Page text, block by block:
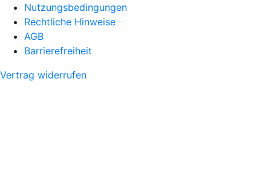
Nutzungsbedingungen
Rechtliche Hinweise
AGB
Barrierefreiheit
Vertrag widerrufen